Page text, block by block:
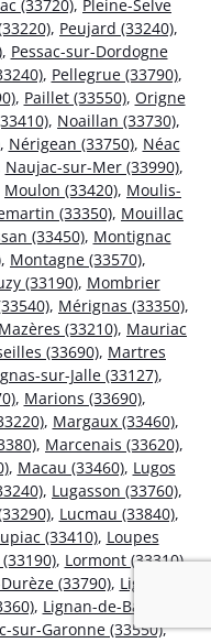
(33720), Pleine-Selve
, Peujard (33240),
, Pessac-sur-Dordogne
, Pellegrue (33790),
, Paillet (33550), Origne
, Noaillan (33730),
, Nérigean (33750), Néac
Naujac-sur-Mer (33990),
Moulon (33420), Moulis-
(33350), Mouillac
(33450), Montignac
, Montagne (33570),
(33190), Mombrier
, Mérignas (33350),
Mazères (33210), Mauriac
(33690), Martres
sur-Jalle (33127),
, Marions (33690),
, Margaux (33460),
, Marcenais (33620),
, Macau (33460), Lugos
, Lugasson (33760),
, Lucmau (33840),
(33410), Loupes
, Lormont (33310),
(33790), Ligueux
, Lignan-de-Bazas
sur-Garonne (33550),